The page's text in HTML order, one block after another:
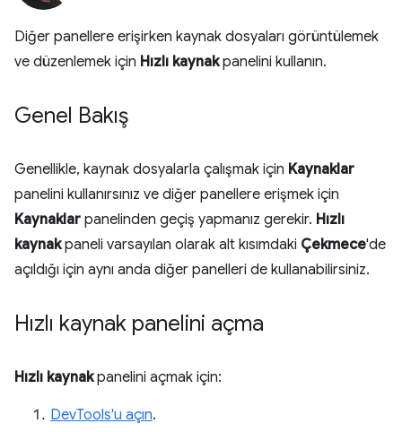
Diğer panellere erişirken kaynak dosyaları görüntülemek
ve düzenlemek için Hızlı kaynakpanelini kullanın.
Genel Bakış
Genellikle, kaynak dosyalarla çalışmak için Kaynaklar
panelini kullanırsınız ve diğer panellere erişmek için
Kaynaklar panelinden geçiş yapmanız gerekir. Hızlı
kaynakpaneli varsayılan olarak alt kısımdaki Çekmece'de
açıldığı için aynı anda diğer panelleri de kullanabilirsiniz.
Hızlı kaynak panelini açma
Hızlı kaynakpanelini açmak için:
DevTools'u açın.